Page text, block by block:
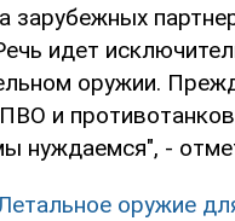
зарубежных
идет
оружии.
и
нуждаемся", -
оружие